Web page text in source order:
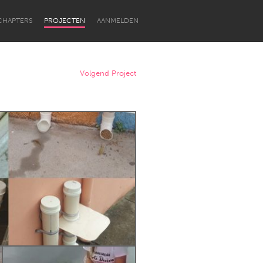
PROJECTEN AANMELDEN
Newcastle
Volgend Project